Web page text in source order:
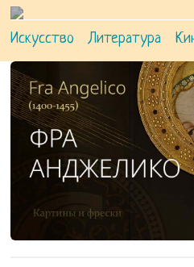
Искусство Литература